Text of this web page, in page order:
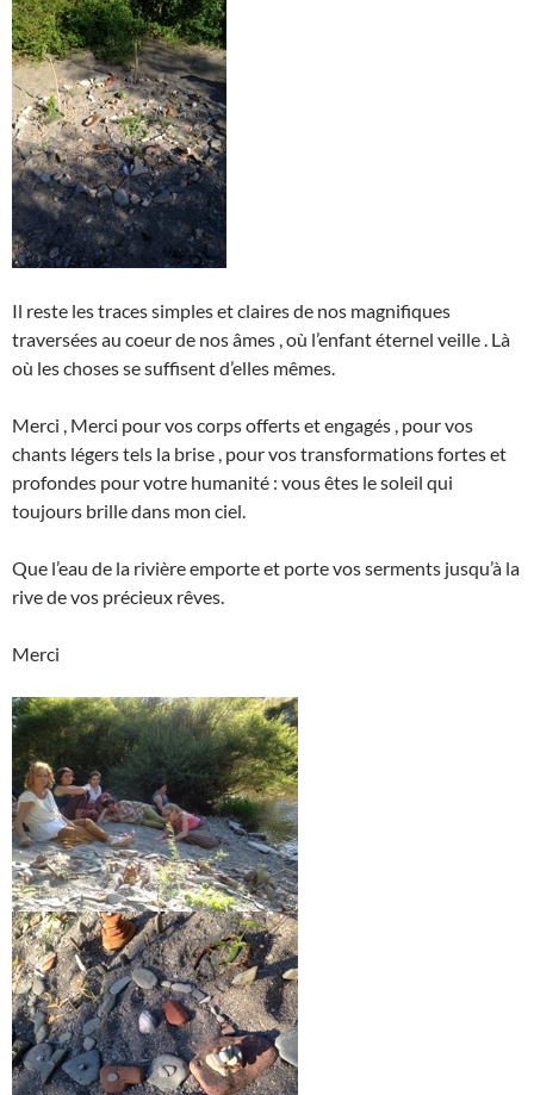
Il reste les traces simples et claires de nos magnifiques
traversées au coeur de nos âmes , où l’enfant éternel veille . Là
où les choses se suffisent d’elles mêmes.
Merci , Merci pour vos corps offerts et engagés , pour vos
chants légers tels la brise , pour vos transformations fortes et
profondes pour votre humanité : vous êtes le soleil qui
toujours brille dans mon ciel.
Que l’eau de la rivière emporte et porte vos serments jusqu’à la
rive de vos précieux rêves.
Merci